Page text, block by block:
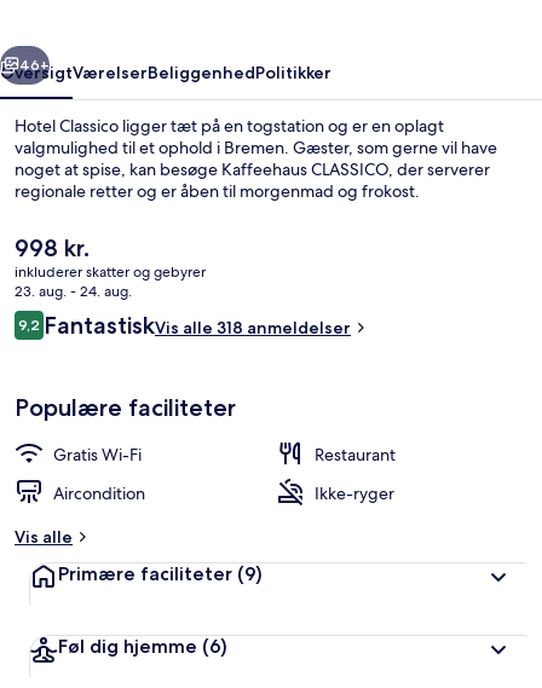
Superior-dobbeltværelse |
Næste
46+
OversigtVærelserBeliggenhedPolitikker
Hotel Classico ligger tæt på en togstation og er en oplagt
valgmulighed til et ophold i Bremen. Gæster, som gerne vil have
noget at spise, kan besøge Kaffeehaus CLASSICO, der serverer
regionale retter og er åben til morgenmad og frokost.
Den
nuværende
pris
er
998 kr.
998 kr.
inkluderer skatter og gebyrer
23. aug. - 24. aug.
Anmeldelser
9,29,2 ud af 10.
FantastiskVis alle 318 anmeldelser
Populære faciliteter
Gratis Wi-Fi
Restaurant
Aircondition
Ikke-ryger
Vis alle
Primære faciliteter (9)
Føl dig hjemme (6)